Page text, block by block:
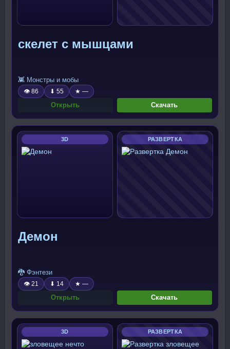
скелет с мышцами
👾 Монстры и мобы
👁 86 ⬇ 55 ★ —
Открыть Скачать
3D РАЗВЕРТКА
Демон
🐉 Фэнтези
👁 21 ⬇ 14 ★ —
Открыть Скачать
3D РАЗВЕРТКА